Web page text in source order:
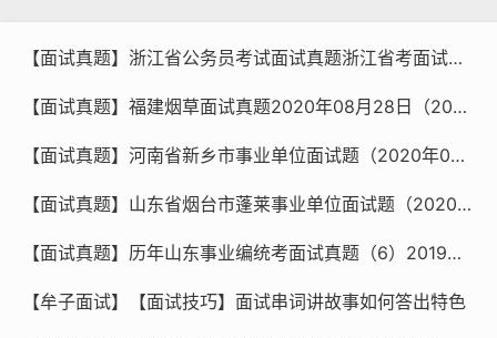
【面试真题】浙江省公务员考试面试真题浙江省考面试题2020年08月29日
【面试真题】福建烟草面试真题2020年08月28日（2020年8月份全国各地区面试真题）
【面试真题】河南省新乡市事业单位面试题（2020年08月28日）
【面试真题】山东省烟台市蓬莱事业单位面试题（2020年08月27日上午）
【面试真题】历年山东事业编统考面试真题（6）2019年山东省属事业单位面试题（济南人才）
【牟子面试】【面试技巧】面试串词讲故事如何答出特色